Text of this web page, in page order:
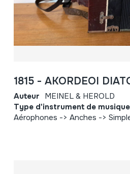
1815 - AKORDEOI
Auteur MEINEL & HEROLD
Type d'instrument de musique
Aérophones -> Anches ->